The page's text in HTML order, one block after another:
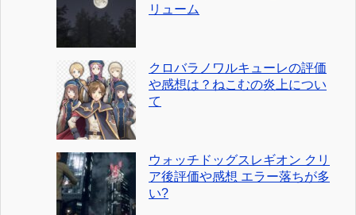
リューム
クロバラノワルキューレの評価
や感想は？ねこむの炎上につい
て
ウォッチドッグスレギオン クリ
ア後評価や感想 エラー落ちが多
い?